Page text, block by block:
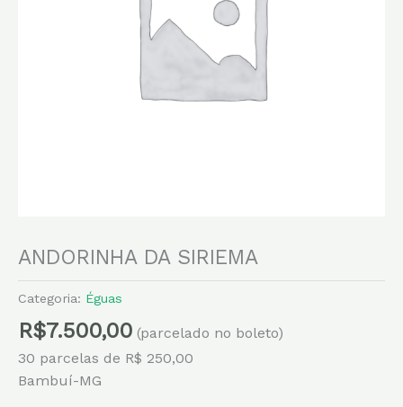
ANDORINHA DA SIRIEMA
Categoria: Éguas
R$7.500,00 (parcelado no boleto)
30 parcelas de R$ 250,00
Bambuí-MG